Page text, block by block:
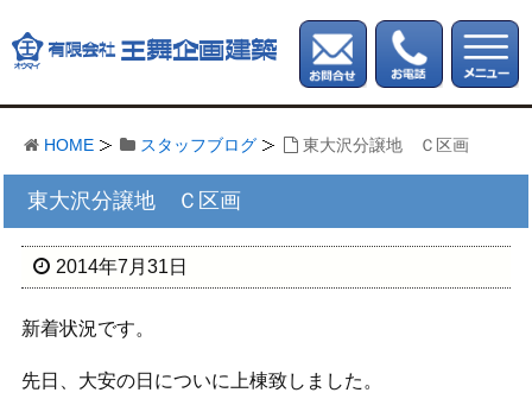
HOME スタッフブログ 東大沢分譲地 Ｃ区画
東大沢分譲地 Ｃ区画
2014年7月31日
新着状況です。
先日、大安の日についに上棟致しました。